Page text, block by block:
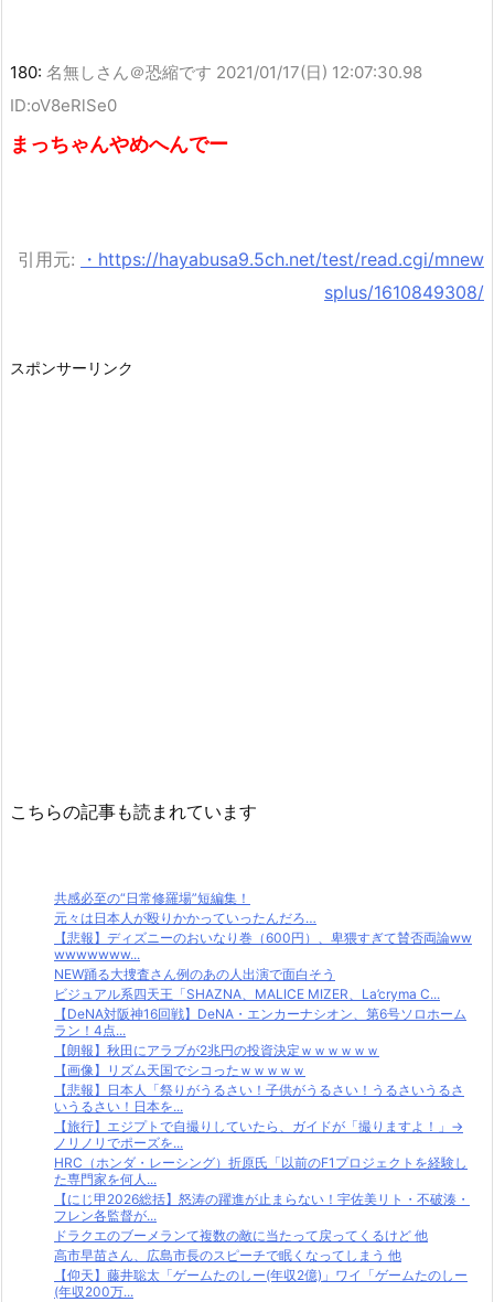
180: 名無しさん＠恐縮です 2021/01/17(日) 12:07:30.98
ID:oV8eRlSe0
まっちゃんやめへんでー
引用元:
・https://hayabusa9.5ch.net/test/read.cgi/mnew
splus/1610849308/
スポンサーリンク
こちらの記事も読まれています
共感必至の“日常修羅場”短編集！
元々は日本人が殴りかかっていったんだろ…
【悲報】ディズニーのおいなり巻（600円）、卑猥すぎて賛否両論ww
wwwwwww...
NEW踊る大捜査さん例のあの人出演で面白そう
ビジュアル系四天王「SHAZNA、MALICE MIZER、La’cryma C...
【DeNA対阪神16回戦】DeNA・エンカーナシオン、第6号ソロホーム
ラン！4点...
【朗報】秋田にアラブが2兆円の投資決定ｗｗｗｗｗｗ
【画像】リズム天国でシコったｗｗｗｗｗ
【悲報】日本人「祭りがうるさい！子供がうるさい！うるさいうるさ
いうるさい！日本を...
【旅行】エジプトで自撮りしていたら、ガイドが「撮りますよ！」→
ノリノリでポーズを...
HRC（ホンダ・レーシング）折原氏「以前のF1プロジェクトを経験し
た専門家を何人...
【にじ甲2026総括】怒涛の躍進が止まらない！宇佐美リト・不破湊・
フレン各監督が...
ドラクエのブーメランて複数の敵に当たって戻ってくるけど 他
高市早苗さん、広島市長のスピーチで眠くなってしまう 他
【仰天】藤井聡太「ゲームたのしー(年収2億)」ワイ「ゲームたのしー
(年収200万...